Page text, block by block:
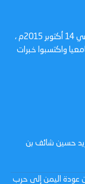
عدن تايم - صحيفة الكترونية تأسست في مدينة عدن في 14 أكتوبر 2015م ،
واكتسبوا خبرات
حسين شائف بن
عودة اليمن إلى حرب